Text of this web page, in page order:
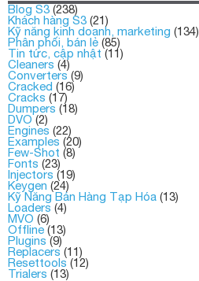
Blog S3 (238)
Khách hàng S3 (21)
Kỹ năng kinh doanh, marketing (134)
Phân phối, bán lẻ (85)
Tin tức, cập nhật(11)
Cleaners (4)
Converters (9)
Cracked (16)
Cracks (17)
Dumpers (18)
DVO(2)
Engines (22)
Examples (20)
Few-Shot (8)
Fonts (23)
Injectors (19)
Keygen (24)
Kỹ Năng Bán Hàng Tạp Hóa (13)
Loaders (4)
MVO (6)
Offline(13)
Plugins (9)
Replacers (11)
Resettools (12)
Trialers (13)